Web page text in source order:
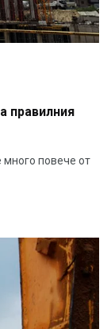
правилния
много повече от